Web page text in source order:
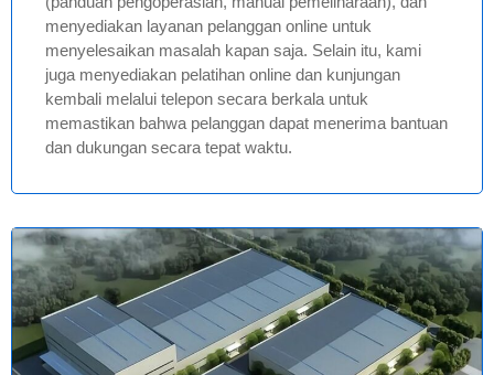
menyediakan layanan pelanggan online untuk
menyelesaikan masalah kapan saja. Selain itu, kami
juga menyediakan pelatihan online dan kunjungan
kembali melalui telepon secara berkala untuk
memastikan bahwa pelanggan dapat menerima bantuan
dan dukungan secara tepat waktu.